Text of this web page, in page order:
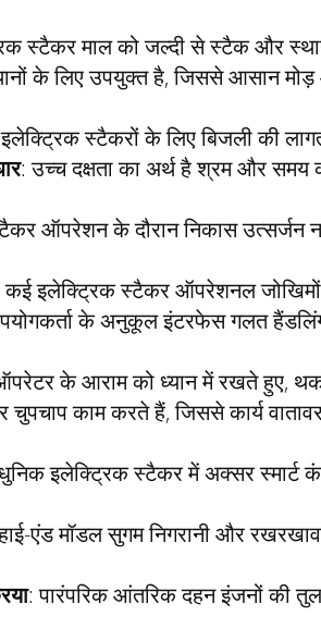
स्टैकर माल को जल्दी से स्टैक और
के लिए उपयुक्त है, जिससे आसान
स्टैकरों के लिए बिजली की
: उच्च दक्षता का अर्थ है श्रम और समय
ऑपरेशन के दौरान निकास उत्सर्जन
कई इलेक्ट्रिक स्टैकर ऑपरेशनल
के अनुकूल इंटरफेस गलत
के आराम को ध्यान में रखते हुए,
चुपचाप काम करते हैं, जिससे कार्य
इलेक्ट्रिक स्टैकर में अक्सर स्मार्ट
एंड मॉडल सुगम निगरानी और
: पारंपरिक आंतरिक दहन इंजनों की